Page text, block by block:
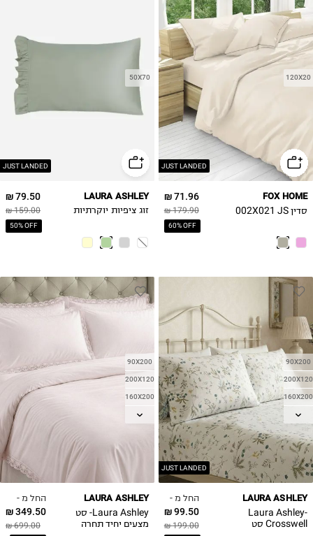
JUST LANDED
120X20
71.96 ₪
179.90 ₪
60% OFF
FOX HOME
סדין 002X021 JS
JUST LANDED
50X70
79.50 ₪
159.00 ₪
50% OFF
LAURA ASHLEY
זוג ציפיות יוקרתיות
JUST LANDED
90X200
200X120
160X200
180X200
החל מ -
99.50 ₪
199.00 ₪
LAURA ASHLEY
Laura Ashley-
Crosswell סט
90X200
200X120
160X200
180X200
החל מ -
349.50 ₪
699.00 ₪
LAURA ASHLEY
Laura Ashley- סט
מצעים יחיד תחרה